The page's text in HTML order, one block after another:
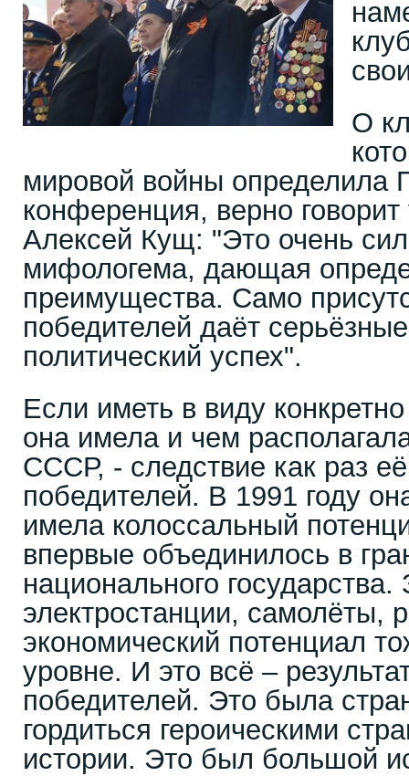
О
мировой войны определила
конференция, верно говорит
Алексей Кущ: "Это очень
мифологема, дающая
преимущества. Само
победителей даёт
политический успех".
Если иметь в виду
она имела и чем
СССР, - следствие как раз
победителей. В 1991 году
имела колоссальный
впервые объединилось в
национального
электростанции, самолёты,
экономический потенциал
уровне. И это всё –
победителей. Это была
гордиться героическими
истории. Это был большой